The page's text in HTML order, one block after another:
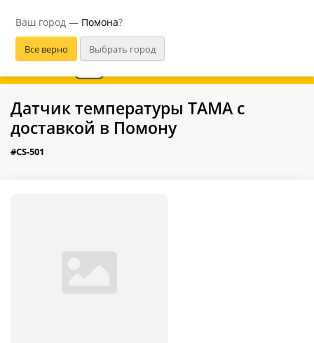
Ваш город — Помона?
В приложении удобнее
Датчик температуры ТАМА с
доставкой в Помону
#CS-501